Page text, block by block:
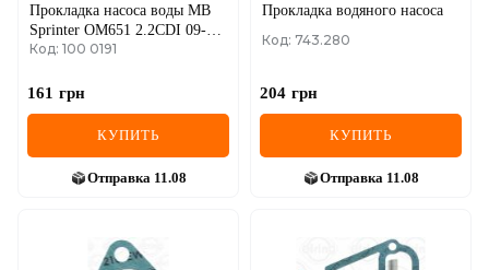
LANCIA
LEXUS
LINCOLN
MERCEDES-BENZ
Прокладка насоса воды MB
Sprinter OM651 2.2CDI 09-
(0191)
Код: 100 0191
161 грн
КУПИТЬ
Отправка 11.08
Прокладка водяного насоса
Код: 743.280
204 грн
КУПИТЬ
Отправка 11.08